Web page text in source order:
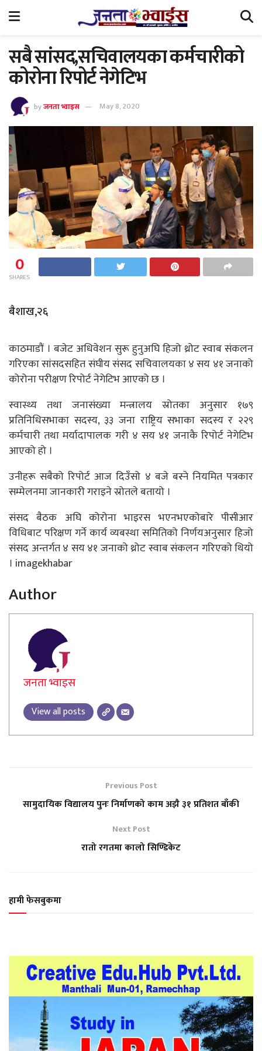
सबै सांसद,सचिवालयका कर्मचारीको
कोरोना रिपोर्ट नेगेटिभ
byजनता भ्वाइस May 8, 2020
0
SHARES
बैशाख,२६
काठमाडौं । बजेट अधिवेशन सुरू हुनुअघि हिजो थ्रोट स्वाब संकलन
गरिएका सांसदसहित संघीय संसद सचिवालयका ४ सय ४१ जनाको
कोरोना परीक्षण रिपोर्ट नेगेटिभ आएको छ ।
स्वास्थ्य तथा जनासंख्या मन्त्रालय स्रोतका अनुसार १७९
प्रतिनिधिसभाका सदस्य, ३३ जना राष्ट्रिय सभाका सदस्य र २२९
कर्मचारी तथा मर्यादापालक गरी ४ सय ४१ जनाकै रिपोर्ट नेगेटिभ
आएको हो ।
उनीहरू सबैको रिपोर्ट आज दिउँसो ४ बजे बस्ने नियमित पत्रकार
सम्मेलनमा जानकारी गराइने स्रोतले बतायो ।
संसद बैठक अघि कोरोना भाइरस भएनभएकोबारे पीसीआर
विधिबाट परिक्षण गर्ने कार्य व्यबस्था समितिको निर्णयअनुसार हिजो
संसद अन्तर्गत ४ सय ४१ जनाको थ्रोट स्वाब संकलन गरिएको थियो
। imagekhabar
Author
जनता भ्वाइस
View all posts
Previous Post
सामुदायिक विद्यालय पुनः निर्माणको काम अझै ३१ प्रतिशत बाँकी
Next Post
रातो रगतमा कालो सिण्डिकेट
हामी फेसबुकमा